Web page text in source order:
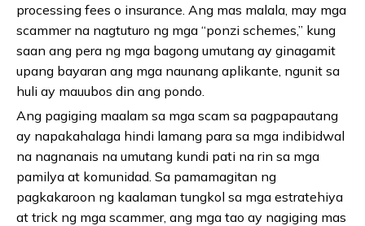
processing fees o insurance. Ang mas malala, may mga
scammer na nagtuturo ng mga “ponzi schemes,” kung
saan ang pera ng mga bagong umutang ay ginagamit
upang bayaran ang mga naunang aplikante, ngunit sa
huli ay mauubos din ang pondo.
Ang pagiging maalam sa mga scam sa pagpapautang
ay napakahalaga hindi lamang para sa mga indibidwal
na nagnanais na umutang kundi pati na rin sa mga
pamilya at komunidad. Sa pamamagitan ng
pagkakaroon ng kaalaman tungkol sa mga estratehiya
at trick ng mga scammer, ang mga tao ay nagiging mas